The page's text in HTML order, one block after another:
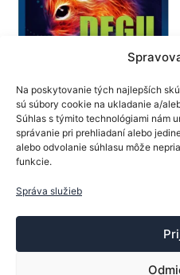
Na poskytovanie tých najlepších
sú súbory cookie na ukladanie a/
Súhlas s týmito technológiami nám
správanie pri prehliadaní alebo
alebo odvolanie súhlasu môže
funkcie.
Správa služieb
Poťahy na rakety
SpinLord poťah Degu
23,80€
Výber možností